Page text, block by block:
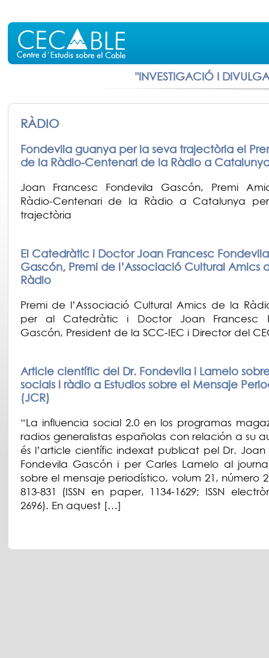
"INVESTIGACIÓ I
RÀDIO
Fondevila guanya per la seva trajectòria el
de la Ràdio-Centenari de la Ràdio a
Joan Francesc Fondevila Gascón, Premi
Ràdio-Centenari de la Ràdio a Catalunya
trajectòria
El Catedràtic i Doctor Joan Francesc Fondevila
Gascón, Premi de l’Associació Cultural Amics
Ràdio
Premi de l’Associació Cultural Amics de la
per al Catedràtic i Doctor Joan Francesc
Gascón, President de la SCC-IEC i Director del
Article científic del Dr. Fondevila i Lamelo
socials i ràdio a Estudios sobre el Mensaje
(JCR)
“La influencia social 2.0 en los programas
radios generalistas españolas con relación a su
és l’article científic indexat publicat pel Dr. Joan
Fondevila Gascón i per Carles Lamelo al
sobre el mensaje periodístico, volum 21, número
813-831 (ISSN en paper, 1134-1629; ISSN
2696). En aquest […]